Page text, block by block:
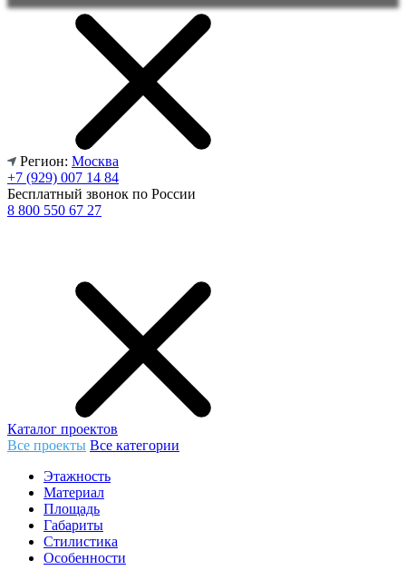
Регион: Москва
+7 (929) 007 14 84
Бесплатный звонок по России
8 800 550 67 27
Каталог проектов
Все проекты Все категории
Этажность
Материал
Площадь
Габариты
Стилистика
Особенности